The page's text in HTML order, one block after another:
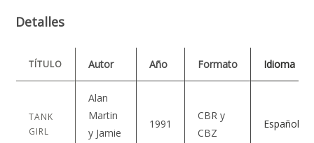
Detalles
TÍTULO Autor Año Formato Idioma
TANK
GIRL
Alan
Martin
y Jamie
1991
CBR y
CBZ
Español